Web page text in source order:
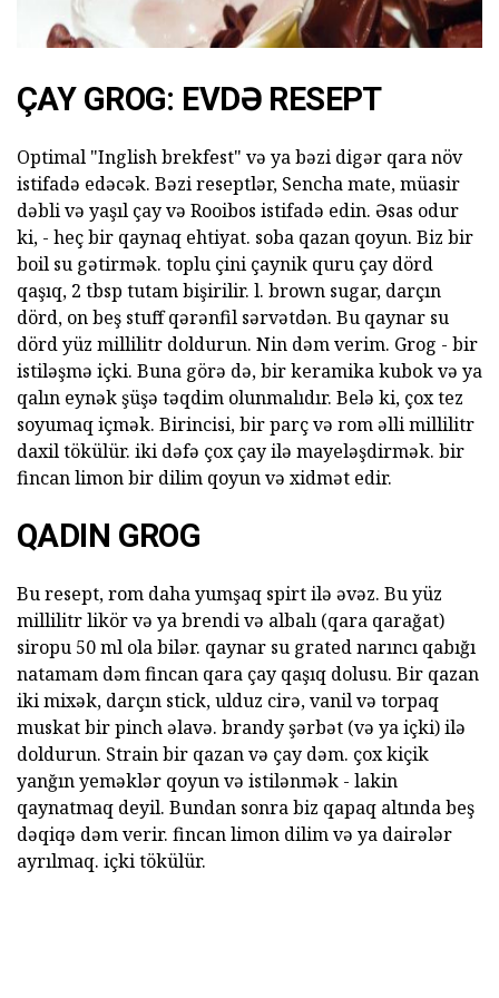
ÇAY GROG: EVDƏ RESEPT
Optimal "Inglish brekfest" və ya bəzi digər qara növ
istifadə edəcək. Bəzi reseptlər, Sencha mate, müasir
dəbli və yaşıl çay və Rooibos istifadə edin. Əsas odur
ki, - heç bir qaynaq ehtiyat. soba qazan qoyun. Biz bir
boil su gətirmək. toplu çini çaynik quru çay dörd
qaşıq, 2 tbsp tutam bişirilir. l. brown sugar, darçın
dörd, on beş stuff qərənfil sərvətdən. Bu qaynar su
dörd yüz millilitr doldurun. Nin dəm verim. Grog - bir
istiləşmə içki. Buna görə də, bir keramika kubok və ya
qalın eynək şüşə təqdim olunmalıdır. Belə ki, çox tez
soyumaq içmək. Birincisi, bir parç və rom əlli millilitr
daxil tökülür. iki dəfə çox çay ilə mayeləşdirmək. bir
fincan limon bir dilim qoyun və xidmət edir.
QADIN GROG
Bu resept, rom daha yumşaq spirt ilə əvəz. Bu yüz
millilitr likör və ya brendi və albalı (qara qarağat)
siropu 50 ml ola bilər. qaynar su grated narıncı qabığı
natamam dəm fincan qara çay qaşıq dolusu. Bir qazan
iki mixək, darçın stick, ulduz cirə, vanil və torpaq
muskat bir pinch əlavə. brandy şərbət (və ya içki) ilə
doldurun. Strain bir qazan və çay dəm. çox kiçik
yanğın yeməklər qoyun və istilənmək - lakin
qaynatmaq deyil. Bundan sonra biz qapaq altında beş
dəqiqə dəm verir. fincan limon dilim və ya dairələr
ayrılmaq. içki tökülür.